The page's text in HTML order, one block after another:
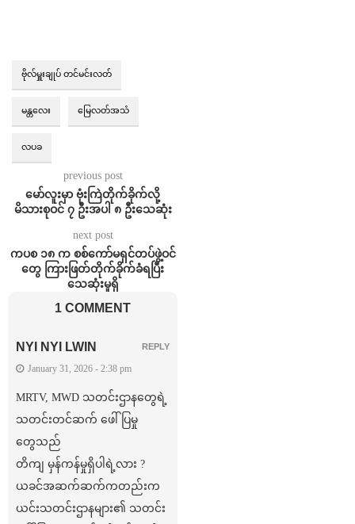
ဗိုလ်မှူးချုပ် တင်မင်းလတ်
မန္တလေး မြေလတ်အသံ
လပခ
previous post
မော်လူးမှာ ဗုံးကြဲတိုက်ခိုက်လို့
မိသားစုဝင် ၇ ဦးအပါ ၈ ဦးသေဆုံး
next post
ကပစ ၁၈ က စစ်ကော်မရှင်တပ်ဖွဲ့ဝင်
တွေ ကြားဖြတ်တိုက်ခိုက်ခံရပြီး
သေဆုံးမှုရှိ
1 COMMENT
NYI NYI LWIN
January 31, 2026 - 2:38 pm
MRTV, MWD သတင်းဌာနတွေရဲ့
သတင်းတင်ဆက် ဖေါ်ပြမှု
တွေသည်
တိကျ မှန်ကန်မှုရှိပါရဲ့လား ?
ယခင်အဆက်ဆက်ကတည်းက
ယင်းသတင်းဌာနများ၏ သတင်း
REPLY